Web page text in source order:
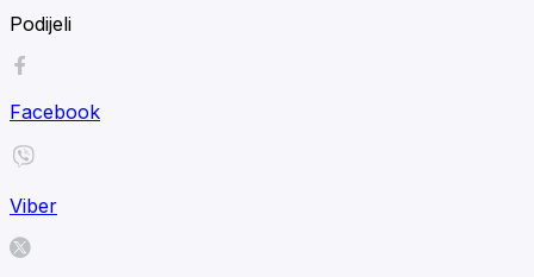
Podijeli
Facebook
Viber